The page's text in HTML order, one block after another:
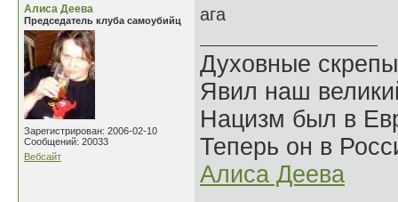
Алиса Деева
Председатель клуба самоубийц
Зарегистрирован: 2006-02-10
Сообщений: 20033
Вебсайт
ага
Духовные
Явил наш
Нацизм был в
Теперь он в
Алиса Деева